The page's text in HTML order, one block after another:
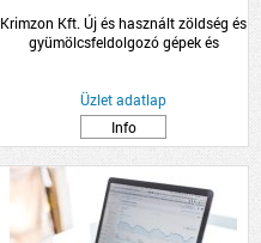
Krimzon Kft. Új és használt zöldség és
gyümölcsfeldolgozó gépek és
Üzlet adatlap
Info